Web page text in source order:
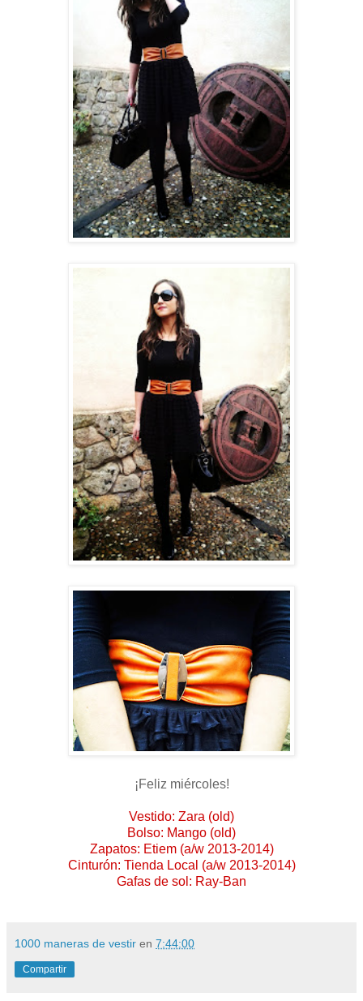
¡Feliz miércoles!
Vestido: Zara (old)
Bolso: Mango (old)
Zapatos: Etiem (a/w 2013-2014)
Cinturón: Tienda Local (a/w 2013-2014)
Gafas de sol: Ray-Ban
1000 maneras de vestir en 7:44:00
Compartir